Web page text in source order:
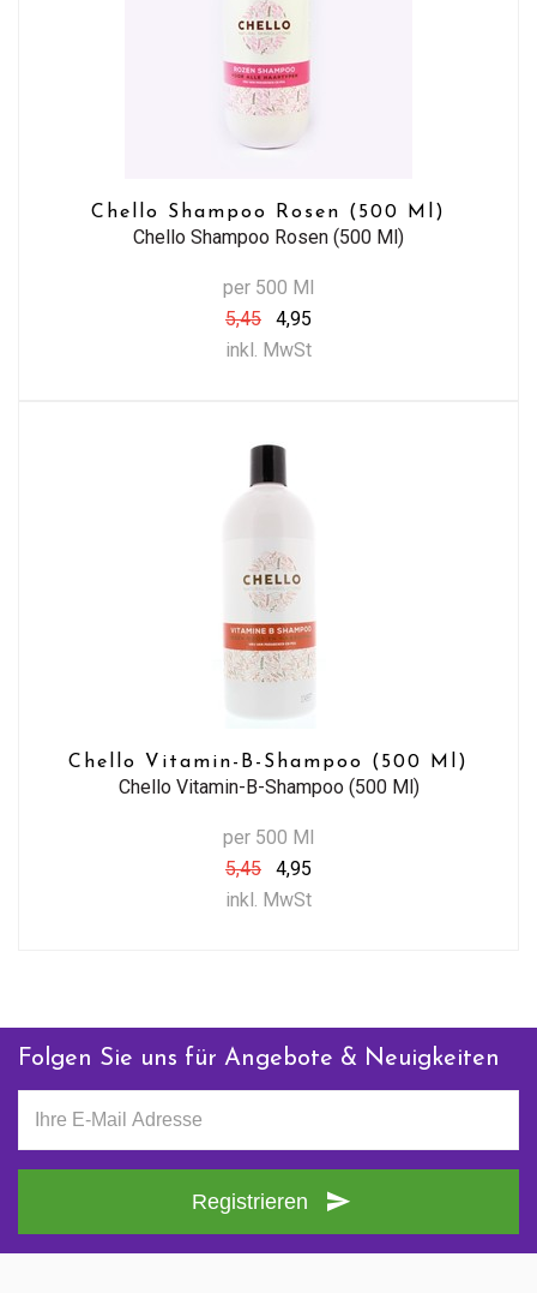
Chello Shampoo Rosen (500 Ml)
Chello Shampoo Rosen (500 Ml)
per 500 Ml
5,45
4,95
inkl. MwSt
Chello Vitamin-B-Shampoo (500 Ml)
Chello Vitamin-B-Shampoo (500 Ml)
per 500 Ml
5,45
4,95
inkl. MwSt
Folgen Sie uns für Angebote & Neuigkeiten
Registrieren